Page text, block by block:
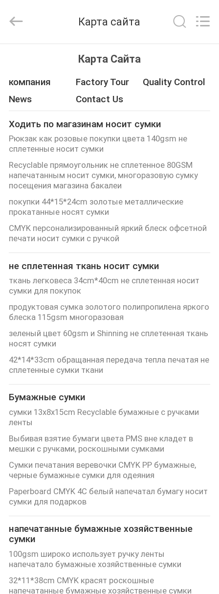
ПРОДУКТЫ
О
НАС
ПУТЕШЕСТВИЕ
ФАБРИКИ
ПРОВЕРКА
КАЧЕСТВА
СВЯЖИТЕСЬ
МЫ
НОВОСТИ
СПРОСИТЕ
ЦИТАТУ
КАРТА
САЙТА
PRIVACY
POLICY
Material
All
Карта сайта
Карта Сайта
компания Factory Tour
Quality Control
News
Contact Us
Ходить по магазинам носит сумки
Рюкзак как розовые покупки цвета 140gsm не
сплетенные носит сумки
Recyclable прямоугольник не сплетенное 80GSM
напечатанным носит сумки, многоразовую сумку
посещения магазина бакалеи
покупки 44*15*24cm золотые металлические
прокатанные носят сумки
CMYK персонализированный яркий блеск офсетной
печати носит сумки с ручкой
не сплетенная ткань носит сумки
ткань легковеса 34cm*40cm не сплетенная носит
сумки для покупок
продуктовая сумка золотого полипропилена яркого
блеска 115gsm многоразовая
зеленый цвет 60gsm и Shinning не сплетенная ткань
носят сумки
42*14*33cm обращанная передача тепла печатая не
сплетенные сумки ткани
Бумажные сумки
сумки 13x8x15cm Recyclable бумажные с ручками
ленты
Выбивая взятие бумаги цвета PMS вне кладет в
мешки с ручками, роскошными сумками
Сумки печатания веревочки CMYK PP бумажные,
черные бумажные сумки для одеяния
Paperboard CMYK 4C белый напечатал бумагу носит
сумки для подарков
напечатанные бумажные хозяйственные
сумки
100gsm широко использует ручку ленты
напечатало бумажные хозяйственные сумки
32*11*38cm CMYK красят роскошные
напечатанные бумажные хозяйственные сумки